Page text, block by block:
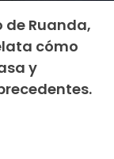
de Ruanda,
cómo
y